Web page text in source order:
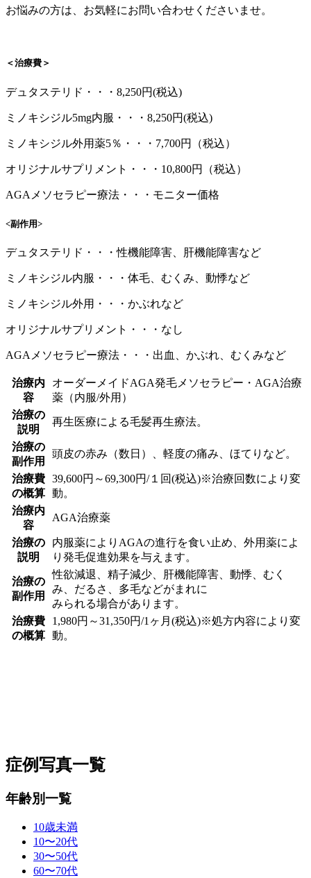
お悩みの方は、お気軽にお問い合わせくださいませ。
＜治療費＞
デュタステリド・・・8,250円(税込)
ミノキシジル5mg内服・・・8,250円(税込)
ミノキシジル外用薬5％・・・7,700円（税込）
オリジナルサプリメント・・・10,800円（税込）
AGAメソセラピー療法・・・モニター価格
<副作用>
デュタステリド・・・性機能障害、肝機能障害など
ミノキシジル内服・・・体毛、むくみ、動悸など
ミノキシジル外用・・・かぶれなど
オリジナルサプリメント・・・なし
AGAメソセラピー療法・・・出血、かぶれ、むくみなど
治療内
容
オーダーメイドAGA発毛メソセラピー・AGA治療
薬（内服/外用）
治療の
説明
再生医療による毛髪再生療法。
治療の
副作用
頭皮の赤み（数日）、軽度の痛み、ほてりなど。
治療費
の概算
39,600円～69,300円/１回(税込)※治療回数により変
動。
治療内
容
AGA治療薬
治療の
説明
内服薬によりAGAの進行を食い止め、外用薬によ
り発毛促進効果を与えます。
治療の
副作用
性欲減退、精子減少、肝機能障害、動悸、むく
み、だるさ、多毛などがまれに
みられる場合があります。
治療費
の概算
1,980円～31,350円/1ヶ月(税込)※処方内容により変
動。
症例写真一覧
年齢別一覧
10歳未満
10〜20代
30〜50代
60〜70代